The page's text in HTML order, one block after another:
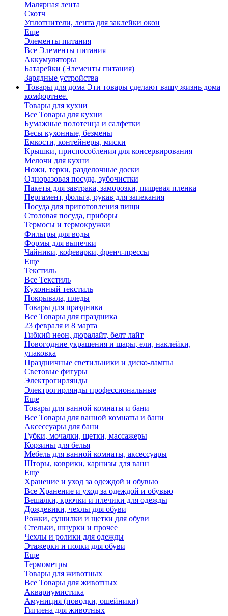
Малярная лента
Скотч
Уплотнители, лента для заклейки окон
Еще
Элементы питания
Все Элементы питания
Аккумуляторы
Батарейки (Элементы питания)
Зарядные устройства
Товары для дома Эти товары сделают вашу жизнь дома
комфортнее.
Товары для кухни
Все Товары для кухни
Бумажные полотенца и салфетки
Весы кухонные, безмены
Емкости, контейнеры, миски
Крышки, приспособления для консервирования
Мелочи для кухни
Ножи, терки, разделочные доски
Одноразовая посуда, зубочистки
Пакеты для завтрака, заморозки, пищевая пленка
Пергамент, фольга, рукав для запекания
Посуда для приготовления пищи
Столовая посуда, приборы
Термосы и термокружки
Фильтры для воды
Формы для выпечки
Чайники, кофеварки, френч-прессы
Еще
Текстиль
Все Текстиль
Кухонный текстиль
Покрывала, пледы
Товары для праздника
Все Товары для праздника
23 февраля и 8 марта
Гибкий неон, дюралайт, белт лайт
Новогодние украшения и шары, ели, наклейки,
упаковка
Праздничные светильники и диско-лампы
Световые фигуры
Электрогирлянды
Электрогирлянды профессиональные
Еще
Товары для ванной комнаты и бани
Все Товары для ванной комнаты и бани
Аксессуары для бани
Губки, мочалки, щетки, массажеры
Корзины для белья
Мебель для ванной комнаты, аксессуары
Шторы, коврики, карнизы для ванн
Еще
Хранение и уход за одеждой и обувью
Все Хранение и уход за одеждой и обувью
Вешалки, крючки и плечики для одежды
Дождевики, чехлы для обуви
Рожки, сушилки и щетки для обуви
Стельки, шнурки и прочее
Чехлы и ролики для одежды
Этажерки и полки для обуви
Еще
Термометры
Товары для животных
Все Товары для животных
Аквариумистика
Амуниция (поводки, ошейники)
Гигиена для животных